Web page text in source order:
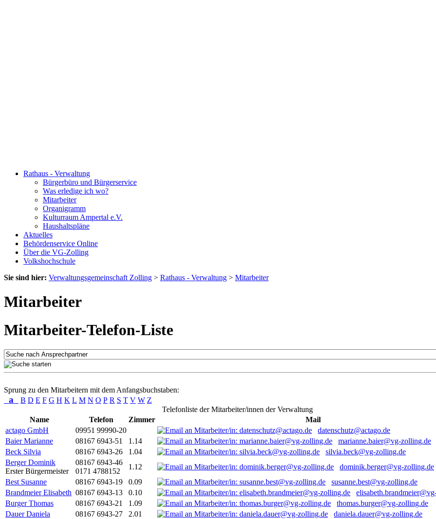
Rathaus - Verwaltung
Bürgerbüro und Bürgerservice
Was erledige ich wo?
Mitarbeiter
Organigramm
Kulturraum Ampertal e.V.
Haushaltspläne
Aktuelles
Behördenservice Online
Über die VG-Zolling
Volkshochschule
Sie sind hier: Verwaltungsgemeinschaft Zolling > Rathaus - Verwaltung > Mitarbeiter
Mitarbeiter
Mitarbeiter-Telefon-Liste
Sprung zu den Mitarbeitern mit dem Anfangsbuchstaben:
a B D E F G H K L M N O P R S T V W Z
Telefonliste der Mitarbeiter/innen der Verwaltung
Name
Telefon Zimmer
Mail
actago GmbH
09951 99990-20
datenschutz@actago.de
Baier Marianne
08167 6943-51 1.14
marianne.baier@vg-zolling.de
Beck Silvia
08167 6943-26 1.04
silvia.beck@vg-zolling.de
Berger Dominik
Erster Bürgermeister
08167 6943-46
0171 4788152
1.12
dominik.berger@vg-zolling.de
Best Susanne
08167 6943-19 0.09
susanne.best@vg-zolling.de
Brandmeier Elisabeth 08167 6943-13 0.10
Burger Thomas
08167 6943-21 1.09
thomas.burger@vg-zolling.de
Dauer Daniela
08167 6943-27 2.01
daniela.dauer@vg-zolling.de